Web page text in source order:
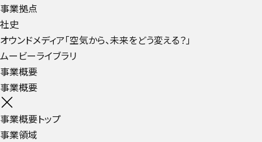
事業拠点
社史
オウンドメディア「空気から、未来をどう変える？」
ムービーライブラリ
事業概要
事業概要
事業概要トップ
事業領域